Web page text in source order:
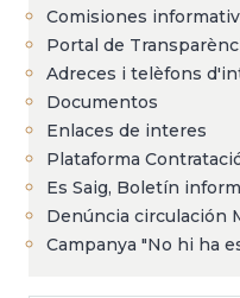
Comisiones
Portal de
Adreces i telèfons
Documentos
Enlaces de interes
Plataforma
Es Saig, Boletín
Denúncia circulación
Campanya "No hi ha